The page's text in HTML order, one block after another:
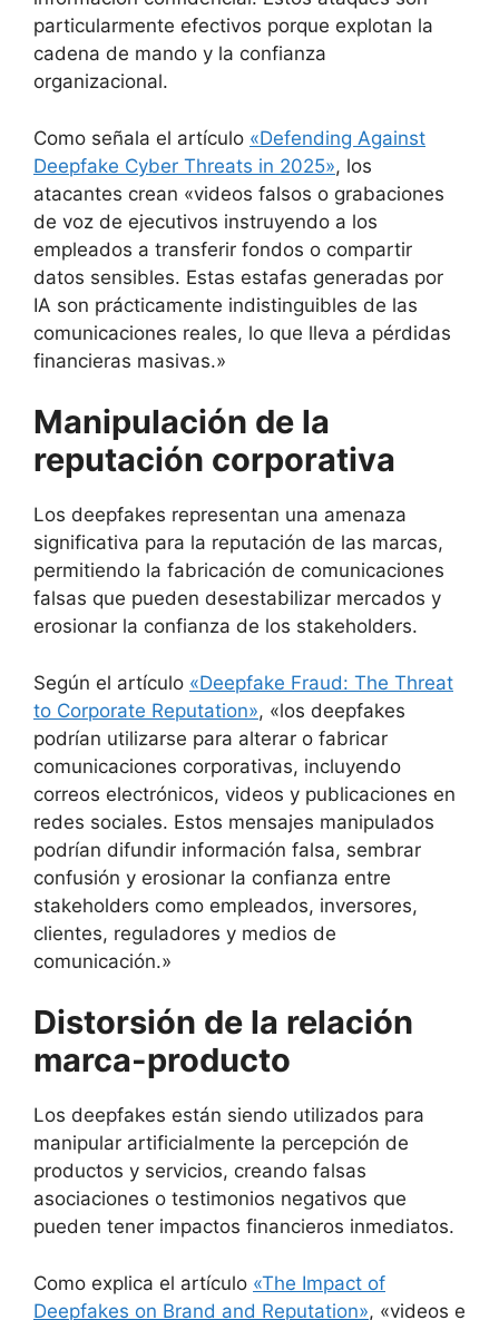
particularmente efectivos porque explotan la
cadena de mando y la confianza
organizacional.
Como señala el artículo «Defending Against
Deepfake Cyber Threats in 2025», los
atacantes crean «videos falsos o grabaciones
de voz de ejecutivos instruyendo a los
empleados a transferir fondos o compartir
datos sensibles. Estas estafas generadas por
IA son prácticamente indistinguibles de las
comunicaciones reales, lo que lleva a pérdidas
financieras masivas.»
Manipulación de la
reputación corporativa
Los deepfakes representan una amenaza
significativa para la reputación de las marcas,
permitiendo la fabricación de comunicaciones
falsas que pueden desestabilizar mercados y
erosionar la confianza de los stakeholders.
Según el artículo «Deepfake Fraud: The Threat
to Corporate Reputation», «los deepfakes
podrían utilizarse para alterar o fabricar
comunicaciones corporativas, incluyendo
correos electrónicos, videos y publicaciones en
redes sociales. Estos mensajes manipulados
podrían difundir información falsa, sembrar
confusión y erosionar la confianza entre
stakeholders como empleados, inversores,
clientes, reguladores y medios de
comunicación.»
Distorsión de la relación
marca-producto
Los deepfakes están siendo utilizados para
manipular artificialmente la percepción de
productos y servicios, creando falsas
asociaciones o testimonios negativos que
pueden tener impactos financieros inmediatos.
Como explica el artículo «The Impact of
Deepfakes on Brand and Reputation», «videos e